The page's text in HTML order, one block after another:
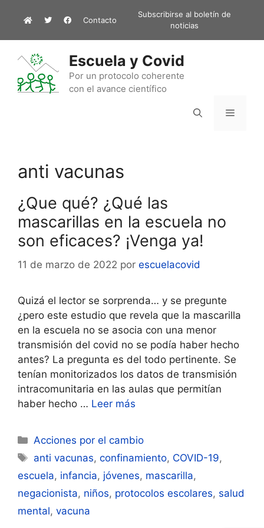
Contacto
Subscribirse al boletín de
noticias
Escuela y Covid
Por un protocolo coherente
con el avance científico
Menú
anti vacunas
¿Que qué? ¿Qué las
mascarillas en la escuela no
son eficaces? ¡Venga ya!
11 de marzo de 2022 por escuelacovid
Quizá el lector se sorprenda… y se pregunte
¿pero este estudio que revela que la mascarilla
en la escuela no se asocia con una menor
transmisión del covid no se podía haber hecho
antes? La pregunta es del todo pertinente. Se
tenían monitorizados los datos de transmisión
intracomunitaria en las aulas que permitían
haber hecho … Leer más
Categorías
Acciones por el cambio
Etiquetas
anti vacunas,confinamiento, COVID-19,
escuela, infancia, jóvenes, mascarilla,
negacionista, niños, protocolos escolares, salud
mental, vacuna